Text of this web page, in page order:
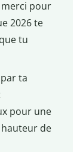
merci pour
2026 te
tu
ta
pour une
hauteur de